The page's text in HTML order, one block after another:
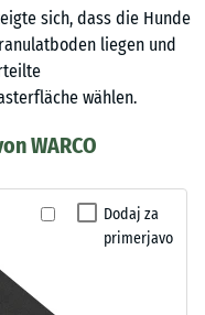
sich, dass die Hunde
liegen und
wählen.
WARCO
Dodaj za
primerjavo